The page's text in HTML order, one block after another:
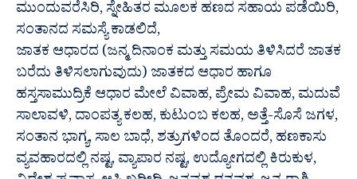
ಮುಂದುವರೆಸಿರಿ, ಸ್ನೇಹಿತರ ಮೂಲಕ ಹಣದ ಸಹಾಯ ಪಡೆಯಿರಿ,
ಸಂತಾನದ ಸಮಸ್ಯೆ ಕಾಡಲಿದೆ,
ಜಾತಕ ಆಧಾರದ (ಜನ್ಮ ದಿನಾಂಕ ಮತ್ತು ಸಮಯ ತಿಳಿಸಿದರೆ ಜಾತಕ
ಬರೆದು ತಿಳಿಸಲಾಗುವುದು) ಜಾತಕದ ಆಧಾರ ಹಾಗೂ
ಹಸ್ತಸಾಮುದ್ರಿಕೆ ಆಧಾರ ಮೇಲೆ ವಿವಾಹ, ಪ್ರೇಮ ವಿವಾಹ, ಮದುವೆ
ಸಾಲಾವಳಿ, ದಾಂಪತ್ಯ ಕಲಹ, ಕುಟುಂಬ ಕಲಹ, ಅತ್ತೆ-ಸೊಸೆ ಜಗಳ,
ಸಂತಾನ ಭಾಗ್ಯ, ಸಾಲ ಬಾಧೆ, ಶತ್ರುಗಳಿಂದ ತೊಂದರೆ, ಹಣಕಾಸು
ವ್ಯವಹಾರದಲ್ಲಿ ನಷ್ಟ, ವ್ಯಾಪಾರ ನಷ್ಟ, ಉದ್ಯೋಗದಲ್ಲಿ ಕಿರುಕುಳ,